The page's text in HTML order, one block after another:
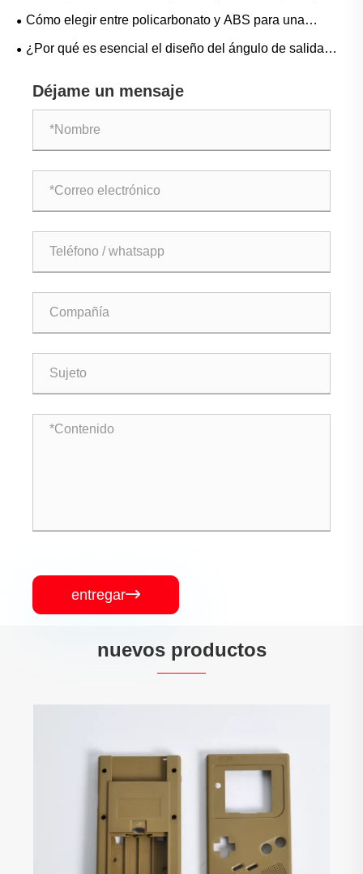
cómo evitarlos)
Cómo elegir entre policarbonato y ABS para una
carcasa de plástico
¿Por qué es esencial el diseño del ángulo de salida
Déjame un mensaje
entregar
nuevos productos